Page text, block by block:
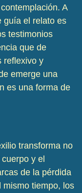
A
guía el relato es
testimonios
que de
reflexivo y
emerge una
es una forma de
transforma no
y el
de la pérdida
mismo tiempo, los